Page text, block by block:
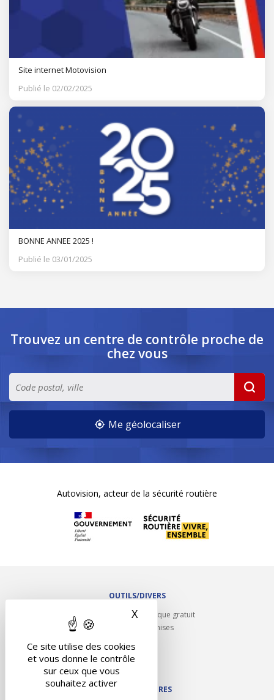
Ce site utilise des cookies
et vous donne le contrôle
sur ceux que vous
souhaitez activer
X Masquer le bandeau des
Site internet Motovision
Publié le 02/02/2025
BONNE ANNEE 2025 !
Publié le 03/01/2025
Trouvez un centre de contrôle proche de
chez vous
Me géolocaliser
Autovision, acteur de la sécurité routière
OUTILS/DIVERS
Rappel contrôle technique gratuit
Partenariats/Remises
Contact
NOS PARTENAIRES